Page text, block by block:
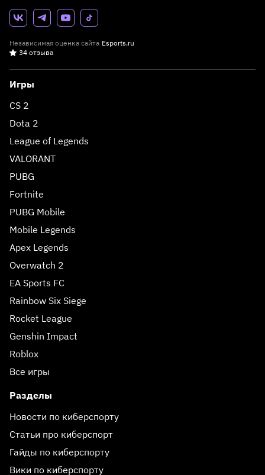
Независимая оценка сайта Esports.ru
34 отзыва
Игры
CS 2
Dota 2
League of Legends
VALORANT
PUBG
Fortnite
PUBG Mobile
Mobile Legends
Apex Legends
Overwatch 2
EA Sports FC
Rainbow Six Siege
Rocket League
Genshin Impact
Roblox
Все игры
Разделы
Новости по киберспорту
Статьи про киберспорт
Гайды по киберспорту
Вики по киберспорту